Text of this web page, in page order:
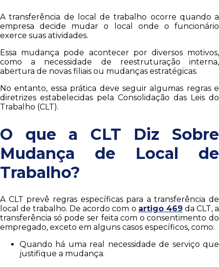
A transferência de local de trabalho ocorre quando a
empresa decide mudar o local onde o funcionário
exerce suas atividades.
Essa mudança pode acontecer por diversos motivos,
como a necessidade de reestruturação interna,
abertura de novas filiais ou mudanças estratégicas.
No entanto, essa prática deve seguir algumas regras e
diretrizes estabelecidas pela Consolidação das Leis do
Trabalho (CLT).
O que a CLT Diz Sobre
Mudança de Local de
Trabalho?
A CLT prevê regras específicas para a transferência de
local de trabalho. De acordo com o artigo 469 da CLT, a
transferência só pode ser feita com o consentimento do
empregado, exceto em alguns casos específicos, como:
Quando há uma real necessidade de serviço que
justifique a mudança.